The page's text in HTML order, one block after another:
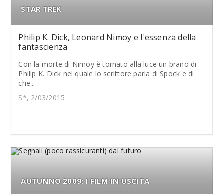
STAR TREK
Philip K. Dick, Leonard Nimoy e l'essenza della
fantascienza
Con la morte di Nimoy è tornato alla luce un brano di
Philip K. Dick nel quale lo scrittore parla di Spock e di
che...
S*, 2/03/2015
AUTUNNO 2009: I FILM IN USCITA